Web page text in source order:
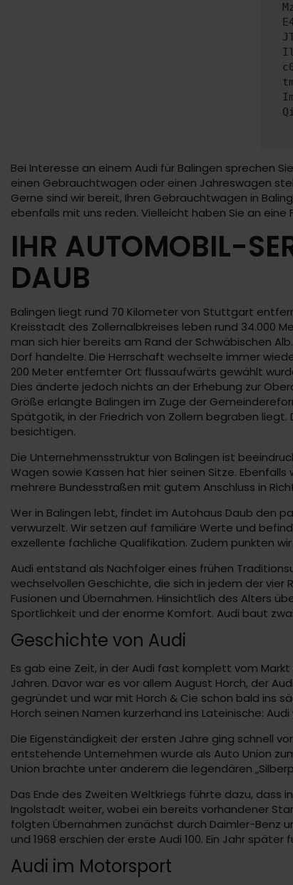
Bei Interesse an einem Audi für Balingen sprechen
einen Gebrauchtwagen oder einen Jahreswagen
Gerne sind wir bereit, Ihren Gebrauchtwagen in
ebenfalls mit uns reden. Vielleicht haben Sie an
IHR AUTOMOBIL-
DAUB
Balingen liegt rund 70 Kilometer von Stuttgart
Kreisstadt des Zollernalbkreises leben rund 34.000
man sich hier bereits am Rand der Schwäbischen
Dorf handelte. Die Herrschaft wechselte immer
200 Meter entfernter Ort flussaufwärts gewählt
Dies änderte jedoch nichts an der Erhebung zur
Größe erlangte Balingen im Zuge der
Spätgotik, in der Friedrich von Zollern begraben
besichtigen.
Die Unternehmensstruktur von Balingen ist
Wagen sowie Kassen hat hier seinen Sitze.
mehrere Bundesstraßen mit gutem Anschluss in
Wer in Balingen lebt, findet im Autohaus Daub den
verwurzelt. Wir setzen auf familiäre Werte und
exzellente fachliche Qualifikation. Zudem punkten
Audi entstand als Nachfolger eines frühen
wechselvollen Geschichte, die sich in jedem der vier
Fusionen und Übernahmen. Hinsichtlich des Alters
Sportlichkeit und der enorme Komfort. Audi baut
Geschichte von Audi
Es gab eine Zeit, in der Audi fast komplett vom
Jahren. Davor war es vor allem August Horch, der
gegründet und war mit Horch & Cie schon bald ins
Horch seinen Namen kurzerhand ins Lateinische:
Die Eigenständigkeit der ersten Jahre ging schnell
entstehende Unternehmen wurde als Auto Union
Union brachte unter anderem die legendären
Das Ende des Zweiten Weltkriegs führte dazu, dass
Ingolstadt weiter, wobei ein bereits vorhandener
folgten Übernahmen zunächst durch Daimler-Benz
und 1968 erschien der erste Audi 100. Ein Jahr
Audi im Motorsport